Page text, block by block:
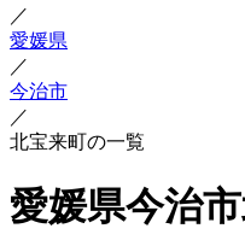
／
愛媛県
／
今治市
／
北宝来町の一覧
愛媛県今治